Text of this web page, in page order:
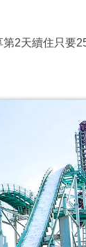
2天續住只要